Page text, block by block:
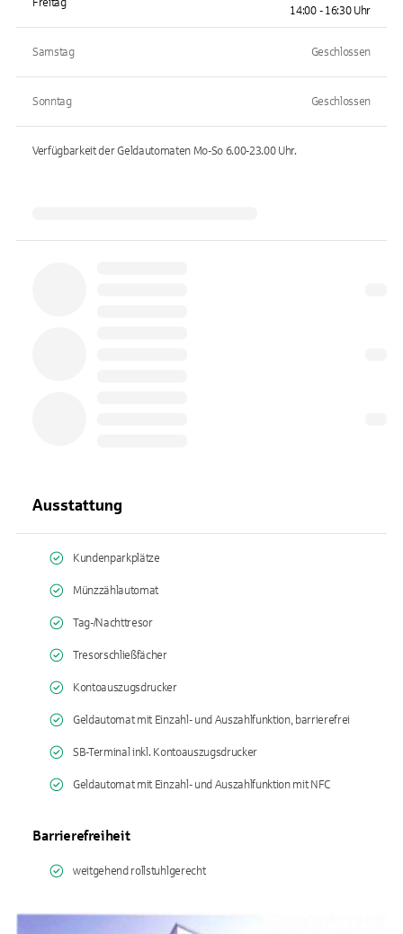
Freitag
14:00 - 16:30 Uhr
Samstag Geschlossen
Sonntag Geschlossen
Verfügbarkeit der Geldautomaten Mo-So 6.00-23.00Uhr.
Ausstattung
Kundenparkplätze
Münzzählautomat
Tag-/Nachttresor
Tresorschließfächer
Kontoauszugsdrucker
Geldautomat mit Einzahl- und Auszahlfunktion, barrierefrei
SB-Terminal inkl. Kontoauszugsdrucker
Geldautomat mit Einzahl- und Auszahlfunktion mit NFC
Barrierefreiheit
weitgehend rollstuhlgerecht